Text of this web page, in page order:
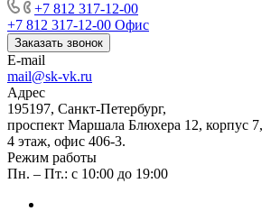
+7 812 317-12-00
+7 812 317-12-00 Офис
Заказать звонок
E-mail
mail@sk-vk.ru
Адрес
195197, Санкт-Петербург,
проспект Маршала Блюхера 12, корпус 7,
4 этаж, офис 406-3.
Режим работы
Пн. – Пт.: с 10:00 до 19:00